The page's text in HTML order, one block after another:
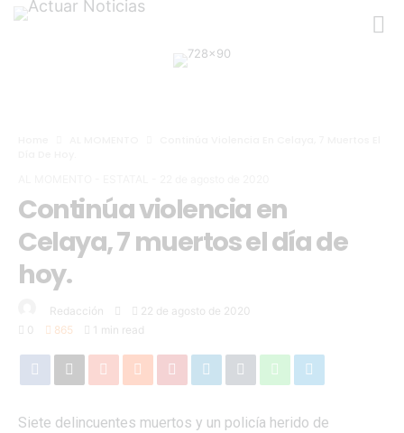
Continúa violencia en
Celaya, 7 muertos el día de
hoy.
Redacción
22 de agosto de 2020
0
865 1 min read
Siete delincuentes muertos y un policía herido de